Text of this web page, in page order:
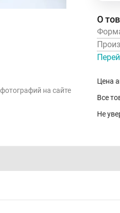
на сайте
О
Цена
Все
Не